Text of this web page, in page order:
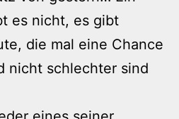
es nicht, es gibt
die mal eine Chance
nicht schlechter sind